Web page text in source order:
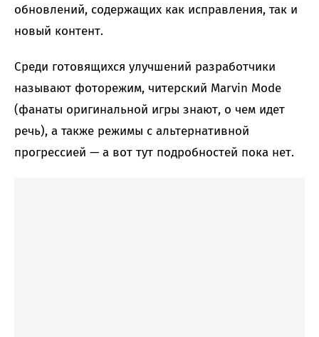
обновлений, содержащих как исправления, так и
новый контент.
Среди готовящихся улучшений разработчики
называют фоторежим, читерский Marvin Mode
(фанаты оригинальной игры знают, о чем идет
речь), а также режимы с альтернативной
прогрессией — а вот тут подробностей пока нет.